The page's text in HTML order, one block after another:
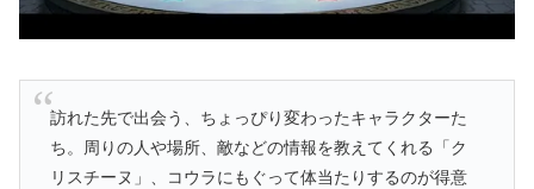
訪れた先で出会う、ちょっぴり変わったキャラクターた
ち。周りの人や場所、敵などの情報を教えてくれる「ク
リスチーヌ」、コウラにもぐって体当たりするのが得意